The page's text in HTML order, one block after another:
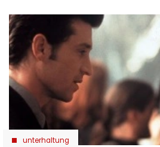
unterhaltung